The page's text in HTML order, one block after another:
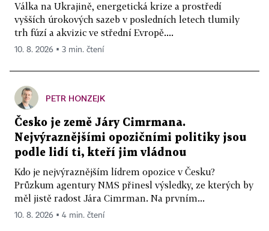
Válka na Ukrajině, energetická krize a prostředí
vyšších úrokových sazeb v posledních letech tlumily
trh fúzí a akvizic ve střední Evropě....
10. 8. 2026 ▪ 3 min. čtení
PETR HONZEJK
Česko je země Járy Cimrmana.
Nejvýraznějšími opozičními politiky jsou
podle lidí ti, kteří jim vládnou
Kdo je nejvýraznějším lídrem opozice v Česku?
Průzkum agentury NMS přinesl výsledky, ze kterých by
měl jistě radost Jára Cimrman. Na prvním...
10. 8. 2026 ▪ 4 min. čtení